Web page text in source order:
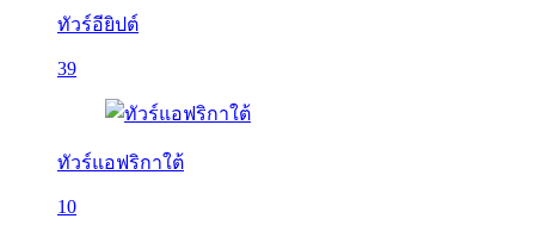
ทัวร์อียิปต์
39
ทัวร์แอฟริกาใต้
10